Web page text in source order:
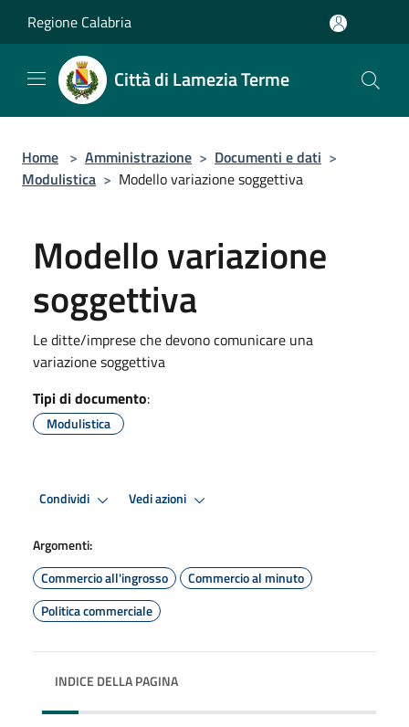
Regione Calabria
Città di Lamezia Terme
Home > Amministrazione > Documenti e dati >
Modulistica > Modello variazione soggettiva
Modello variazione
soggettiva
Le ditte/imprese che devono comunicare una
variazione soggettiva
Tipi di documento:
Modulistica
Condividi Vedi azioni
Argomenti:
Commercio all'ingrosso
Commercio al minuto
Politica commerciale
INDICE DELLA PAGINA